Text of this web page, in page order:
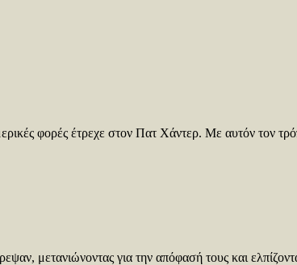
φορές έτρεχε στον Πατ Χάντερ. Με αυτόν τον
μετανιώνοντας για την απόφασή τους και